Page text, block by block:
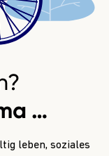
…
leben, soziales